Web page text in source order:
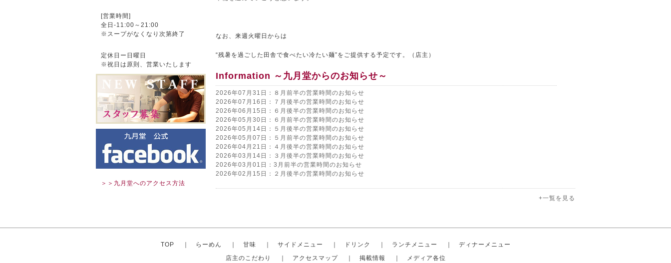
[営業時間]
全日-11:00～21:00
※スープがなくなり次第終了
定休日ー日曜日
※祝日は原則、営業いたします
＞＞九月堂へのアクセス方法
なお、来週火曜日からは
“残暑を過ごした田舎で食べたい冷たい麺”をご提供する予定です。（店主）
Information ～九月堂からのお知らせ～
2026年07月31日：８月前半の営業時間のお知らせ
2026年07月16日：７月後半の営業時間のお知らせ
2026年06月15日：６月後半の営業時間のお知らせ
2026年05月30日：６月前半の営業時間のお知らせ
2026年05月14日：５月後半の営業時間のお知らせ
2026年05月07日：５月前半の営業時間のお知らせ
2026年04月21日：４月後半の営業時間のお知らせ
2026年03月14日：３月後半の営業時間のお知らせ
2026年03月01日：3月前半の営業時間のお知らせ
2026年02月15日：２月後半の営業時間のお知らせ
+一覧を見る
TOP らーめん 甘味 サイドメニュー ドリンク ランチメニュー
ディナーメニュー
店主のこだわり
アクセスマップ｜ 掲載情報 メディア各位